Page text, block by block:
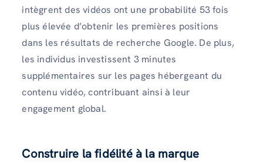
intègrent des vidéos ont une probabilité 53 fois
plus élevée d’obtenir les premières positions
dans les résultats de recherche Google. De plus,
les individus investissent 3 minutes
supplémentaires sur les pages hébergeant du
contenu vidéo, contribuant ainsi à leur
engagement global.
Construire la fidélité à la marque